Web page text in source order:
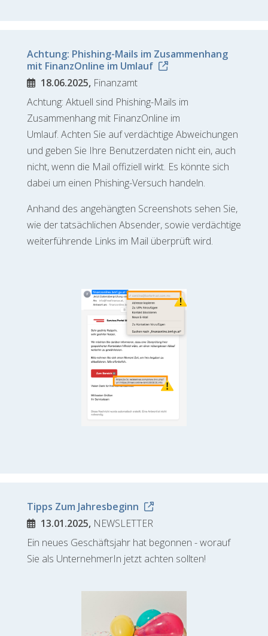
Achtung: Phishing-Mails im Zusammenhang
mit FinanzOnline im Umlauf
18.06.2025, Finanzamt
Achtung: Aktuell sind Phishing-Mails im
Zusammenhang mit FinanzOnline im
Umlauf. Achten Sie auf verdächtige Abweichungen
und geben Sie Ihre Benutzerdaten nicht ein, auch
nicht, wenn die Mail offiziell wirkt. Es könnte sich
dabei um einen Phishing-Versuch handeln.
Anhand des angehängten Screenshots sehen Sie,
wie der tatsächlichen Absender, sowie verdächtige
weiterführende Links im Mail überprüft wird.
Tipps Zum Jahresbeginn
13.01.2025, NEWSLETTER
Ein neues Geschäftsjahr hat begonnen - worauf
Sie als UnternehmerIn jetzt achten sollten!